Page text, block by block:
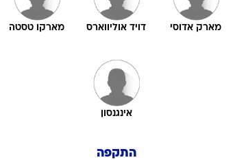
מארק אדוסי דויד אוליווארס מארקו טסטה
אינגנסון
התקפה